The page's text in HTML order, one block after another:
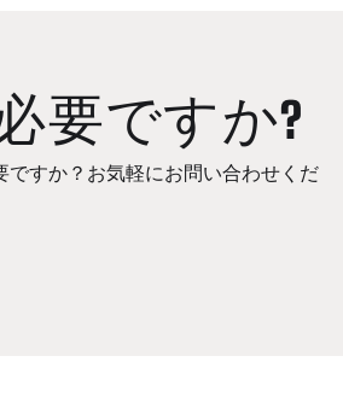
要ですか?
ですか？お気軽にお問い合わせくだ